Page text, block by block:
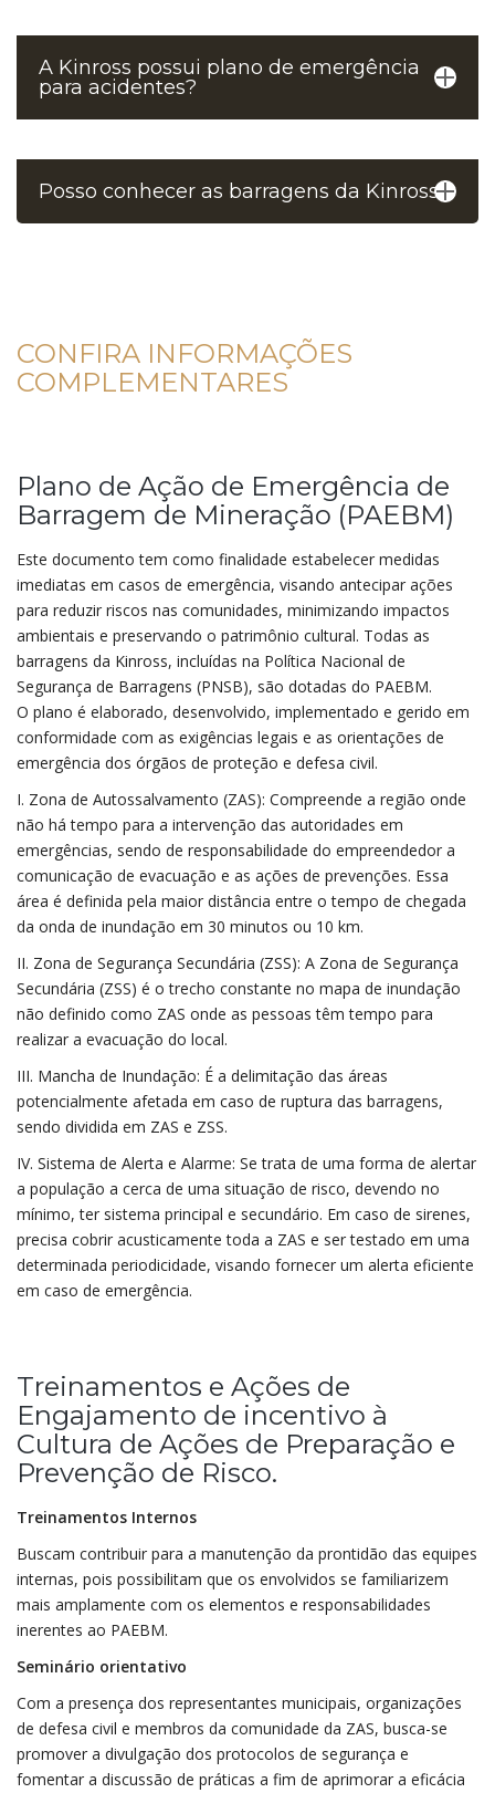
A Kinross possui plano de emergência
para acidentes?
Posso conhecer as barragens da Kinross?
CONFIRA INFORMAÇÕES
COMPLEMENTARES
Plano de Ação de Emergência de
Barragem de Mineração (PAEBM)
Este documento tem como finalidade estabelecer medidas
imediatas em casos de emergência, visando antecipar ações
para reduzir riscos nas comunidades, minimizando impactos
ambientais e preservando o patrimônio cultural. Todas as
barragens da Kinross, incluídas na Política Nacional de
Segurança de Barragens (PNSB), são dotadas do PAEBM.
O plano é elaborado, desenvolvido, implementado e gerido em
conformidade com as exigências legais e as orientações de
emergência dos órgãos de proteção e defesa civil.
I. Zona de Autossalvamento (ZAS): Compreende a região onde
não há tempo para a intervenção das autoridades em
emergências, sendo de responsabilidade do empreendedor a
comunicação de evacuação e as ações de prevenções. Essa
área é definida pela maior distância entre o tempo de chegada
da onda de inundação em 30 minutos ou 10 km.
II. Zona de Segurança Secundária (ZSS): A Zona de Segurança
Secundária (ZSS) é o trecho constante no mapa de inundação
não definido como ZAS onde as pessoas têm tempo para
realizar a evacuação do local.
III. Mancha de Inundação: É a delimitação das áreas
potencialmente afetada em caso de ruptura das barragens,
sendo dividida em ZAS e ZSS.
IV. Sistema de Alerta e Alarme: Se trata de uma forma de alertar
a população a cerca de uma situação de risco, devendo no
mínimo, ter sistema principal e secundário. Em caso de sirenes,
precisa cobrir acusticamente toda a ZAS e ser testado em uma
determinada periodicidade, visando fornecer um alerta eficiente
em caso de emergência.
Treinamentos e Ações de
Engajamento de incentivo à
Cultura de Ações de Preparação e
Prevenção de Risco.
Treinamentos Internos
Buscam contribuir para a manutenção da prontidão das equipes
internas, pois possibilitam que os envolvidos se familiarizem
mais amplamente com os elementos e responsabilidades
inerentes ao PAEBM.
Seminário orientativo
Com a presença dos representantes municipais, organizações
de defesa civil e membros da comunidade da ZAS, busca-se
promover a divulgação dos protocolos de segurança e
fomentar a discussão de práticas a fim de aprimorar a eficácia